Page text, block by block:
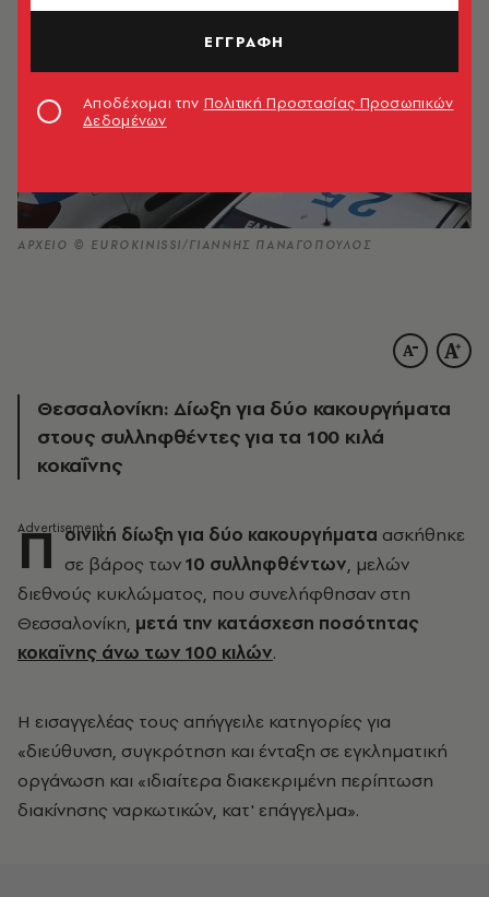
ΑΡΧΕΙΟ © EUROKINISSI/ΓΙΑΝΝΗΣ ΠΑΝΑΓΟΠΟΥΛΟΣ
Θεσσαλονίκη: Δίωξη για δύο κακουργήματα
στους συλληφθέντες για τα 100 κιλά
κοκαΐνης
Π οινική δίωξη για δύο κακουργήματα ασκήθηκε
σε βάρος των10 συλληφθέντων, μελών
διεθνούς κυκλώματος, που συνελήφθησαν στη
Θεσσαλονίκη, μετά την κατάσχεση ποσότητας
κοκαϊνης άνω των 100 κιλών.
Η εισαγγελέας τους απήγγειλε κατηγορίες για
«διεύθυνση, συγκρότηση και ένταξη σε εγκληματική
οργάνωση και «ιδιαίτερα διακεκριμένη περίπτωση
διακίνησης ναρκωτικών, κατ' επάγγελμα».
ΕΓΓΡΑΦΗ
Αποδέχομαι την Πολιτική Προστασίας Προσωπικών
Δεδομένων